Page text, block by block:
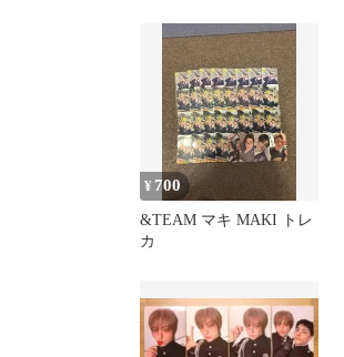
¥ 700
&TEAM マキ MAKI トレ
カ